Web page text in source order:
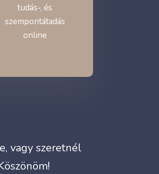
tudás-, és
szempontátadás
online
vagy szeretnél